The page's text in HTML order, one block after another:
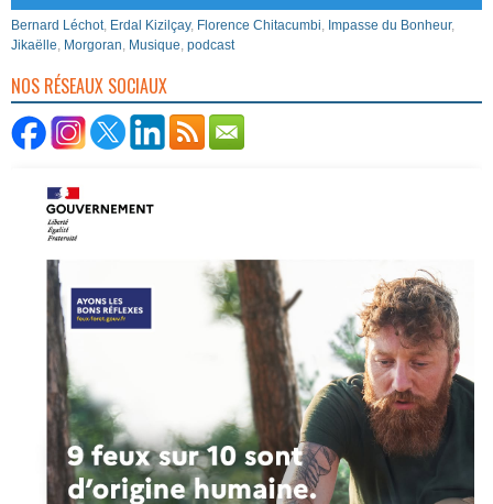
Bernard Léchot, Erdal Kizilçay, Florence Chitacumbi, Impasse du Bonheur,
Jikaëlle, Morgoran, Musique, podcast
NOS RÉSEAUX SOCIAUX